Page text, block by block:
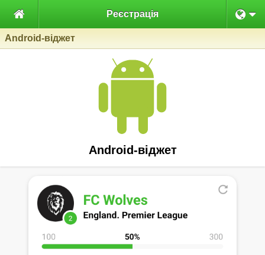
 Реєстрація
Android-віджет
Android-віджет